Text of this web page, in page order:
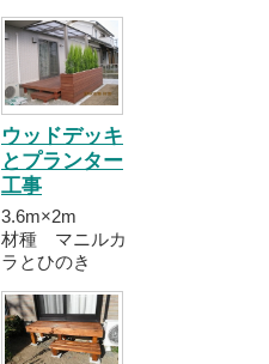
ウッドデッキ
とプランター
工事
3.6m×2m
材種 マニルカ
ラとひのき